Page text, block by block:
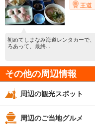
王道
初めてしまなみ海道レンタカーで
ろあって、最終...
その他の周辺情報
周辺の観光スポット
周辺のご当地グルメ